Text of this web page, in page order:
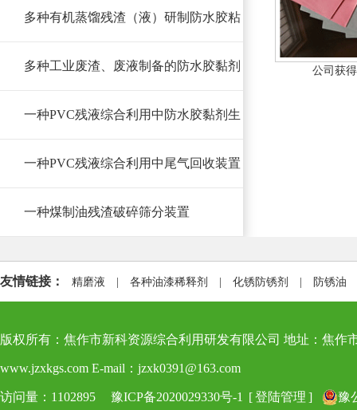
多种有机蒸馏残渣（液）研制防水胶粘
多种工业废渣、废液制备的防水胶黏剂
一种PVC残液综合利用中防水胶黏剂生
一种PVC残液综合利用中尾气回收装置
一种煤制油残渣破碎筛分装置
公司获
友情链接： 精磨液 各种油漆稀释剂 化锈防锈剂 防锈油
版权所有：焦作市新科资源综合利用研发有限公司 地址：焦作
www.jzxkgs.com E-mail：jzxk0391@163.com
访问量：1102895 豫ICP备2020029330号-1 [登陆管理 ] 豫